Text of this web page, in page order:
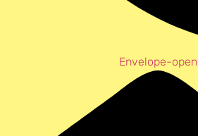
Envelope-open